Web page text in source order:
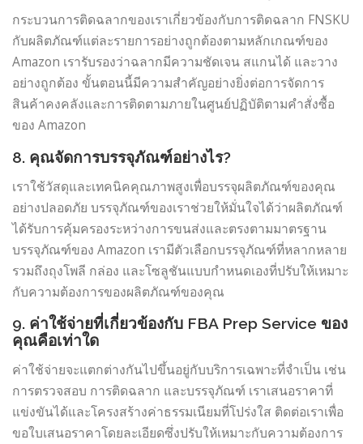
กระบวนการติดฉลากของเราเกี่ยวข้องกับการติดฉลาก FNSKU
กับผลิตภัณฑ์แต่ละรายการอย่างถูกต้องตามหลักเกณฑ์ของ
Amazon เรารับรองว่าฉลากมีความชัดเจน สแกนได้ และวาง
อย่างถูกต้อง ขั้นตอนนี้มีความสำคัญอย่างยิ่งต่อการจัดการ
สินค้าคงคลังและการติดตามภายในศูนย์ปฏิบัติตามคำสั่งซื้อ
ของ Amazon
8. คุณจัดการบรรจุภัณฑ์อย่างไร?
เราใช้วัสดุและเทคนิคคุณภาพสูงเพื่อบรรจุผลิตภัณฑ์ของคุณ
อย่างปลอดภัย บรรจุภัณฑ์ของเราช่วยให้มั่นใจได้ว่าผลิตภัณฑ์
ได้รับการคุ้มครองระหว่างการขนส่งและตรงตามมาตรฐาน
บรรจุภัณฑ์ของ Amazon เรามีตัวเลือกบรรจุภัณฑ์ที่หลากหลาย
รวมถึงถุงโพลี กล่อง และโซลูชันแบบกำหนดเองที่ปรับให้เหมาะ
กับความต้องการของผลิตภัณฑ์ของคุณ
9. ค่าใช้จ่ายที่เกี่ยวข้องกับ FBA Prep Service ของ
คุณคือเท่าใด
ค่าใช้จ่ายจะแตกต่างกันไปขึ้นอยู่กับบริการเฉพาะที่จำเป็น เช่น
การตรวจสอบ การติดฉลาก และบรรจุภัณฑ์ เราเสนอราคาที่
แข่งขันได้และโครงสร้างค่าธรรมเนียมที่โปร่งใส ติดต่อเราเพื่อ
ขอใบเสนอราคาโดยละเอียดซึ่งปรับให้เหมาะกับความต้องการ